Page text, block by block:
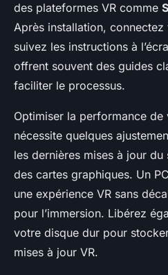
des plateformes VR comme
Après installation,
suivez les instructions à
offrent souvent des guides
faciliter le processus.
Optimiser la performance de
nécessite quelques
les dernières mises à jour du
des cartes graphiques. Un
une expérience VR sans
pour l’immersion. Libérez
votre disque dur pour
mises à jour VR.